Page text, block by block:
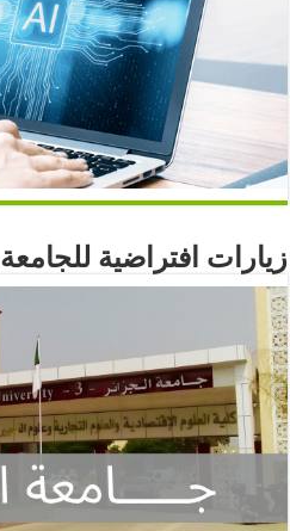
زيارات افتراضية للجامعة